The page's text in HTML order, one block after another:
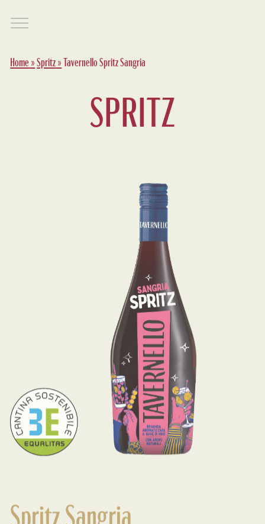
SPRITZ
Spritz Sangria